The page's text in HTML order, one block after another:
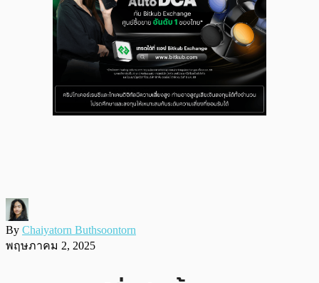
By Chaiyatorn Buthsoontorn
พฤษภาคม 2, 2025